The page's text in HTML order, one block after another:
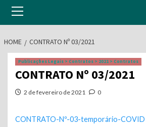
Menu
HOME CONTRATO Nº 03/2021
Publicações Legais > Contratos > 2021 > Contratos
CONTRATO Nº 03/2021
2 de fevereiro de 2021 0
CONTRATO-Nº-03-temporário-COVID